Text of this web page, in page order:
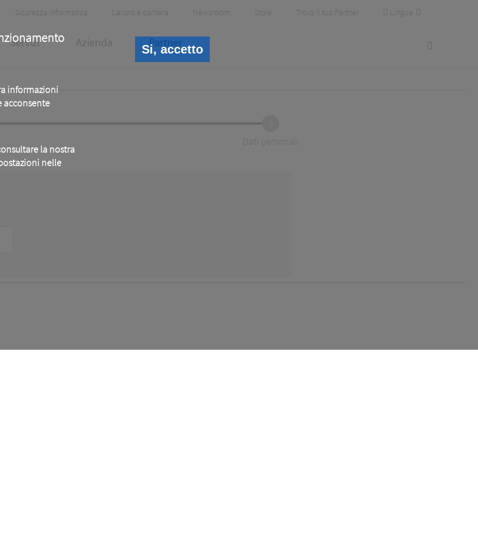
informazioni
acconsente
la nostra
nelle
Si, accetto
Header
Meta
Sicurezza informatica Lavoro e carriera Newsroom Store Trova il tuo Partner Lingua
Servizi Azienda Partner